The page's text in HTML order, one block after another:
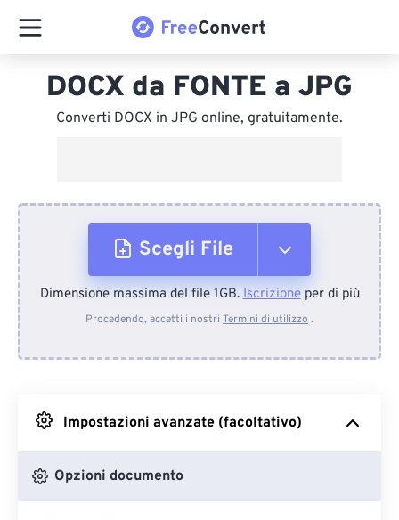
DOCX da FONTE a JPG
Converti DOCX in JPG online, gratuitamente.
Scegli File
Dal dispositivo
Da Google Drive
Dimensione massima del file 1GB.Iscrizioneper di più
Procedendo, accetti i nostri Termini di utilizzo .
Impostazioni avanzate (facoltativo)
Opzioni documento